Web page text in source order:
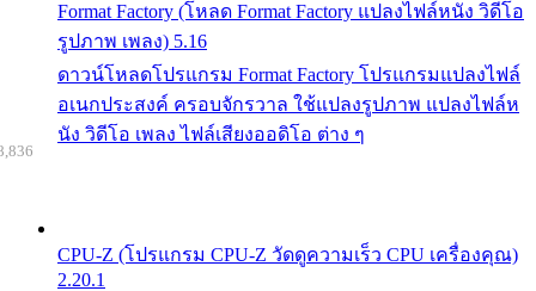
Format Factory (โหลด Format Factory แปลงไฟล์หนัง วิดีโอ
รูปภาพ เพลง) 5.16
ดาวน์โหลดโปรแกรม Format Factory โปรแกรมแปลงไฟล์
อเนกประสงค์ ครอบจักรวาล ใช้แปลงรูปภาพ แปลงไฟล์ห
นัง วิดีโอ เพลง ไฟล์เสียงออดิโอ ต่าง ๆ
CPU-Z (โปรแกรม CPU-Z วัดดูความเร็ว CPU เครื่องคุณ)
2.20.1